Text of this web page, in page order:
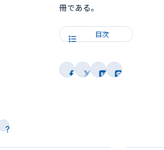
冊である。
目次